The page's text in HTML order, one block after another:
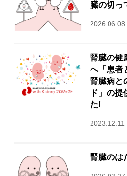
臓の切っ
2026.06.08
腎臓の健
へ「患者
腎臓病と
ド」の提
た!
2023.12.11
腎臓のは